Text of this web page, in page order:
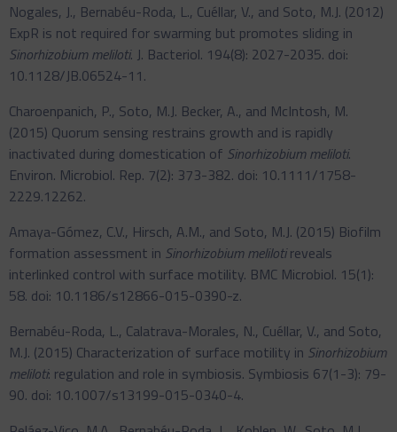
Nogales, J., Bernabéu-Roda, L., Cuéllar, V., and Soto, M.J. (2012)
ExpR is not required for swarming but promotes sliding in
Sinorhizobium meliloti. J. Bacteriol. 194(8): 2027-2035. doi:
10.1128/JB.06524-11.
Charoenpanich, P., Soto, M.J. Becker, A., and McIntosh, M.
(2015) Quorum sensing restrains growth and is rapidly
inactivated during domestication of Sinorhizobium meliloti.
Environ. Microbiol. Rep. 7(2): 373-382. doi: 10.1111/1758-
2229.12262.
Amaya-Gómez, C.V., Hirsch, A.M., and Soto, M.J. (2015) Biofilm
formation assessment in Sinorhizobium melilotireveals
interlinked control with surface motility. BMC Microbiol. 15(1):
58. doi: 10.1186/s12866-015-0390-z.
Bernabéu-Roda, L., Calatrava-Morales, N., Cuéllar, V., and Soto,
M.J. (2015) Characterization of surface motility in Sinorhizobium
meliloti: regulation and role in symbiosis. Symbiosis 67(1-3): 79-
90. doi: 10.1007/s13199-015-0340-4.